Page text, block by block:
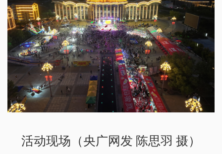
活动现场（央广网发 陈思羽 摄）